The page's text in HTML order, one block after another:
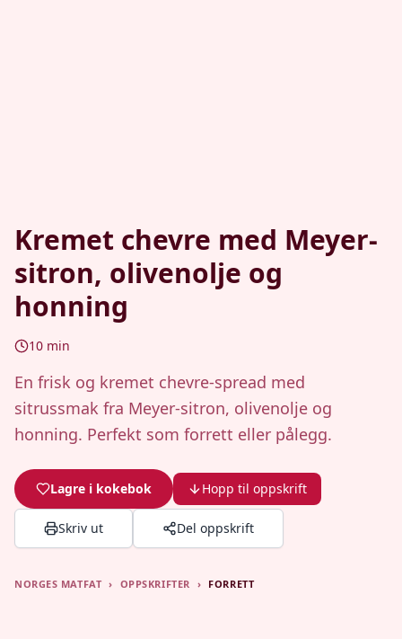
Kremet chevre med Meyer-
sitron, olivenolje og
honning
10 min
En frisk og kremet chevre-spread med
sitrussmak fra Meyer-sitron, olivenolje og
honning. Perfekt som forrett eller pålegg.
Lagre i kokebok Hopp til oppskrift
Skriv ut Del oppskrift
NORGES MATFAT › OPPSKRIFTER › FORRETT